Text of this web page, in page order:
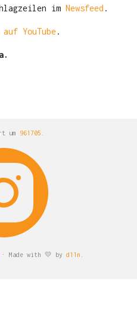
im Newsfeed .
YouTube.
um 961705 .
· Made with 💛 by d11n .